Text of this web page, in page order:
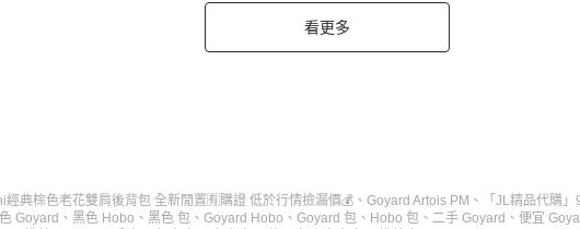
看更多
典棕色老花雙肩後背包 全新閒置🈶購證 低於行情撿漏價💰 、 Goyard Artois PM 、 「JL精品代購
Goyard 、 黑色 Hobo 、 黑色 包 、 Goyard Hobo 、 Goyard 包 、 Hobo 包 、 二手 Goyard 、 便宜